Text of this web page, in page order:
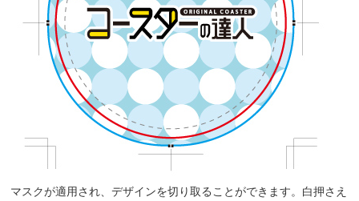
マスクが適用され、デザインを切り取ることができます。白押さえ